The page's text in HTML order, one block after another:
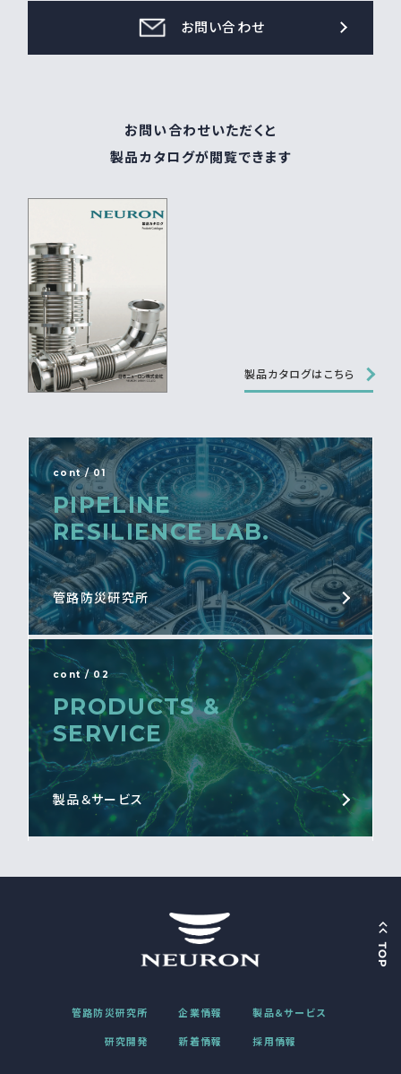
お問い合わせ
お問い合わせいただくと
製品カタログが閲覧できます
製品カタログはこちら
cont / 01
PIPELINE
RESILIENCE LAB.
管路防災研究所
cont / 02
PRODUCTS &
SERVICE
製品＆サービス
管路防災研究所 企業情報 製品＆サービス
研究開発 新着情報 採用情報